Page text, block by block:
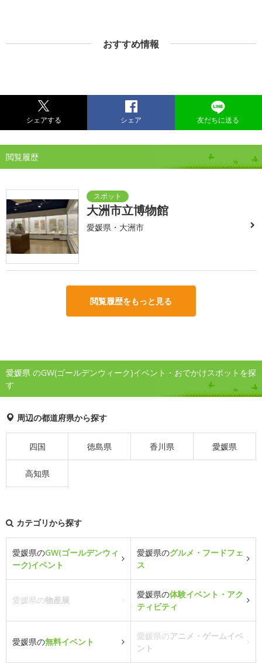
おすすめ情報
シェアする シェア 友だちに送る
閲覧履歴
大洲市立博物館
愛媛県・大洲市
閲覧履歴をもっと見る
愛媛県 のGW(ゴールデンウィーク)イベント・おでかけスポットを探
す
周辺の都道府県から探す
四国 徳島県 香川県 愛媛県
高知県
カテゴリから探す
愛媛県のGW(ゴールデンウィ
ーク)イベント
愛媛県のグルメ・フードフェ
ス
愛媛県の物産展
愛媛県の体験イベント・アク
ティビティ
愛媛県の無料イベント
愛媛県のアニメ・ゲームイベ
ント